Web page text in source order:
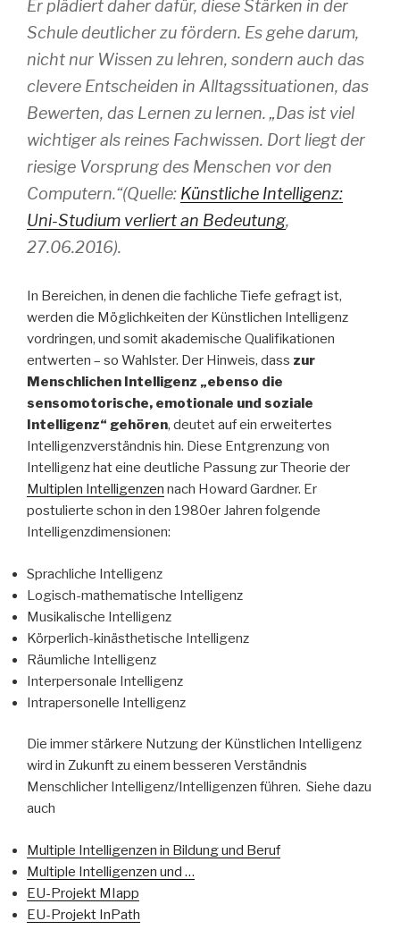
Er plädiert daher dafür, diese Stärken in der
Schule deutlicher zu fördern. Es gehe darum,
nicht nur Wissen zu lehren, sondern auch das
clevere Entscheiden in Alltagssituationen, das
Bewerten, das Lernen zu lernen. „Das ist viel
wichtiger als reines Fachwissen. Dort liegt der
riesige Vorsprung des Menschen vor den
Computern.“(Quelle: Künstliche Intelligenz:
Uni-Studium verliert an Bedeutung,
27.06.2016).
In Bereichen, in denen die fachliche Tiefe gefragt ist,
werden die Möglichkeiten der Künstlichen Intelligenz
vordringen, und somit akademische Qualifikationen
entwerten – so Wahlster. Der Hinweis, dass zur
Menschlichen Intelligenz „ebenso die
sensomotorische, emotionale und soziale
Intelligenz“ gehören, deutet auf ein erweitertes
Intelligenzverständnis hin. Diese Entgrenzung von
Intelligenz hat eine deutliche Passung zur Theorie der
Multiplen Intelligenzen nach Howard Gardner. Er
postulierte schon in den 1980er Jahren folgende
Intelligenzdimensionen:
Sprachliche Intelligenz
Logisch-mathematische Intelligenz
Musikalische Intelligenz
Körperlich-kinästhetische Intelligenz
Räumliche Intelligenz
Interpersonale Intelligenz
Intrapersonelle Intelligenz
Die immer stärkere Nutzung der Künstlichen Intelligenz
wird in Zukunft zu einem besseren Verständnis
Menschlicher Intelligenz/Intelligenzen führen. Siehe dazu
auch
Multiple Intelligenzen in Bildung und Beruf
Multiple Intelligenzen und …
EU-Projekt MIapp
EU-Projekt InPath